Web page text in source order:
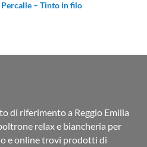
Percalle – Tinto in filo
di riferimento a Reggio Emilia
relax e biancheria per
e online trovi prodotti di